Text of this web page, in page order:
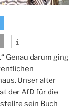
Genau darum ging
Unser alter
der AfD für die
sein Buch